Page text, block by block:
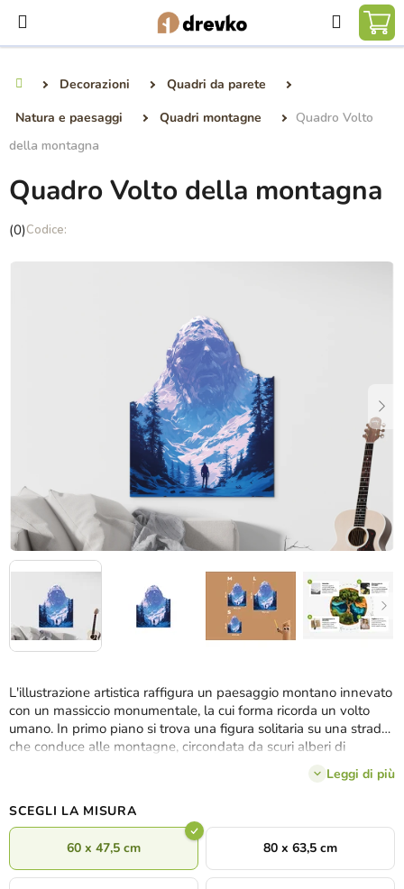
contenuto
Ricerca
Decorazioni
Quadri da parete
Natura e paesaggi
Quadri montagne
Quadro Volto
della montagna
L'illustrazione artistica raffigura un paesaggio montano innevato
con un massiccio monumentale, la cui forma ricorda un volto
umano. In primo piano si trova una figura solitaria su una strada
che conduce alle montagne, circondata da scuri alberi di
conifere, che accentuano la sensazione di silenzio e rispetto.
L'opera ha un effetto mistico e simbolico, come se la montagna
Leggi di più
SCEGLI LA MISURA
60 x 47,5 cm 80 x 63,5 cm
Quadro Volto della montagna
La
(0)